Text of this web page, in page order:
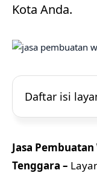
Kota Anda.
Daftar isi
Jasa
Tenggara –